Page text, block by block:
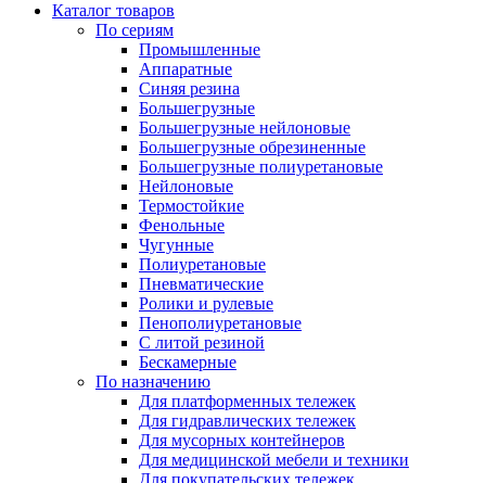
Каталог товаров
По сериям
Промышленные
Аппаратные
Синяя резина
Большегрузные
Большегрузные нейлоновые
Большегрузные обрезиненные
Большегрузные полиуретановые
Нейлоновые
Термостойкие
Фенольные
Чугунные
Полиуретановые
Пневматические
Ролики и рулевые
Пенополиуретановые
С литой резиной
Бескамерные
По назначению
Для платформенных тележек
Для гидравлических тележек
Для мусорных контейнеров
Для медицинской мебели и техники
Для покупательских тележек